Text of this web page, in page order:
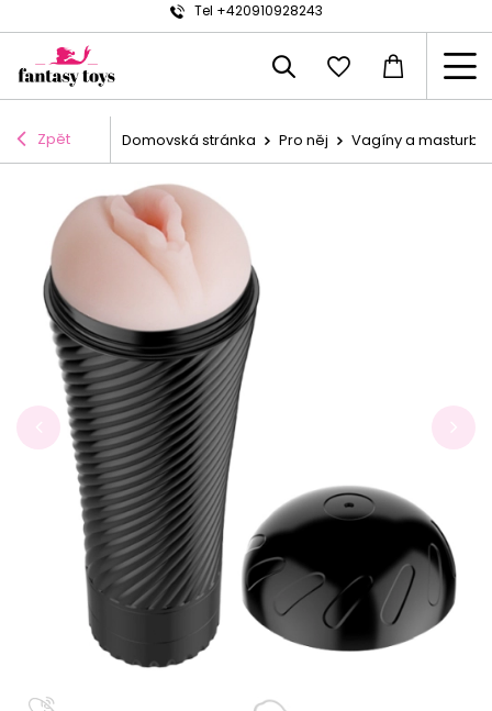
Tel +420910928243
Zpět Domovská stránka Pro něj Vagíny a